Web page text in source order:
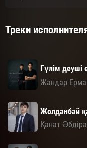
Треки
Гүлім деуші
Жандар
Жолданбай
Қанат